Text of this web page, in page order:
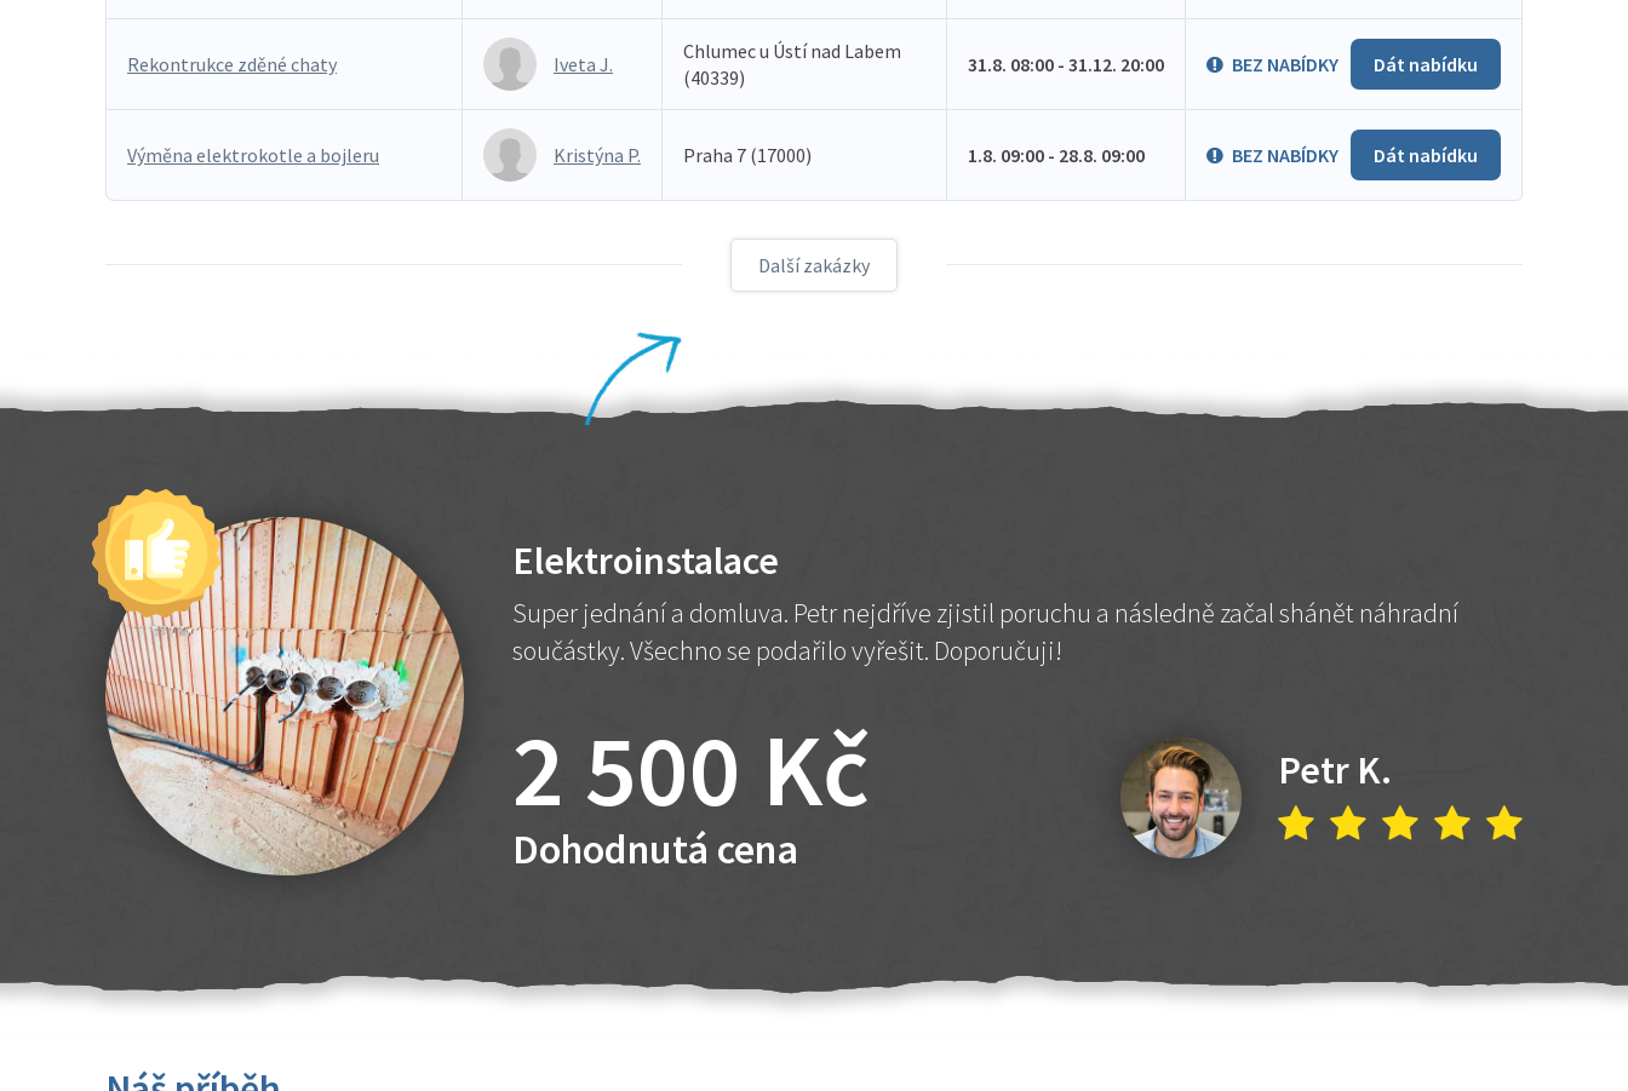
Rekontrukce zděné chaty Iveta J.
Chlumec u Ústí nad Labem
(40339)
31.8. 08:00 - 31.12. 20:00 BEZ NABÍDKY Dát nabídku
Výměna elektrokotle a bojleru Kristýna P. Praha 7 (17000) 1.8. 09:00 - 28.8. 09:00 BEZ NABÍDKY Dát nabídku
Další zakázky
Elektroinstalace
Super jednání a domluva. Petr nejdříve zjistil poruchu a následně začal shánět náhradní
součástky. Všechno se podařilo vyřešit. Doporučuji!
2 500 Kč
Dohodnutá cena
Petr K.